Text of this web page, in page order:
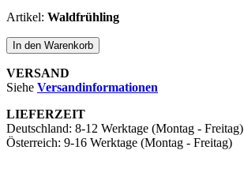
Artikel: Waldfrühling
In den Warenkorb
VERSAND
Siehe ​ Versandinformationen
LIEFERZEIT
Deutschland: ​8-12 Werktage (Montag - Freitag)
Österreich: ​9-16 Werktage (Montag - Freitag)